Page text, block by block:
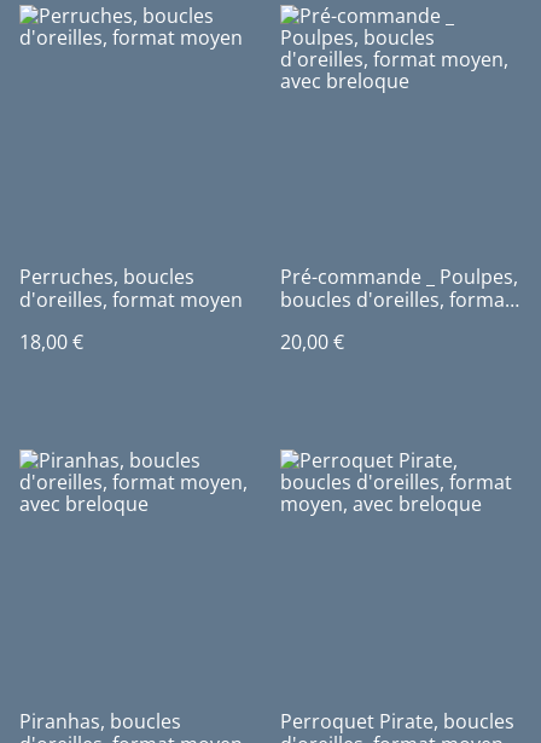
Perruches, boucles
d'oreilles, format moyen
18,00 €
Pré-commande _ Poulpes,
boucles d'oreilles, format
20,00 €
Piranhas, boucles
Perroquet Pirate, boucles